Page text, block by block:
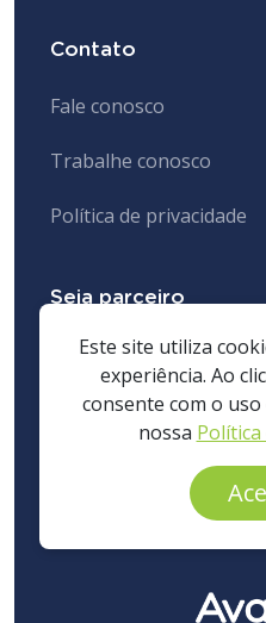
Contato
Fale conosco
Trabalhe conosco
Política de privacidade
Seja parceiro
Cadastre-se
de um dos nossos
CADASTRE-SE
Este site utiliza
experiência. Ao
consente com o
nossa Política